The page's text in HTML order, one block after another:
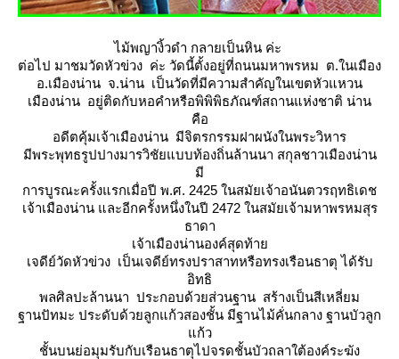
ไม้พญางิ้วดำ กลายเป็นหิน ค่ะ
ต่อไป มาชมวัดหัวข่วง ค่ะ วัดนี้ตั้งอยู่ที่ถนนมหาพรหม ต.ในเมือง
อ.เมืองน่าน จ.น่าน เป็นวัดที่มีความสำคัญในเขตหัวแหวน
เมืองน่าน อยู่ติดกับหอคำหรือพิพิพิธภัณฑ์สถานแห่งชาติ น่าน
คือ
อดีตคุ้มเจ้าเมืองน่าน มีจิตรกรรมฝาผนังในพระวิหาร
มีพระพุทธรูปปางมารวิชัยแบบท้องถิ่นล้านนา สกุลชาวเมืองน่าน
มี
การบูรณะครั้งแรกเมื่อปี พ.ศ. 2425 ในสมัยเจ้าอนันตวรฤทธิเดช
เจ้าเมืองน่าน และอีกครั้งหนึ่งในปี 2472 ในสมัยเจ้ามหาพรหมสุร
ธาดา
เจ้าเมืองน่านองค์สุดท้า
เจดีย์วัดหัวข่วง เป็นเจดีย์ทรงปราสาทหรือทรงเรือนธาตุ ได้รับ
อิทธิ
พลศิลปะล้านนา ประกอบด้วยส่วนฐาน สร้างเป็นสีเหลี่ยม
ฐานปัทมะ ประดับด้วยลูกแก้วสองชั้น มีฐานไม้คั่นกลาง ฐานบัวลูก
ก้ว
ชั้นบนย่อมุมรับกับเรือนธาตุไปจรดชั้นบัวถลาใต้องค์ระฆัง